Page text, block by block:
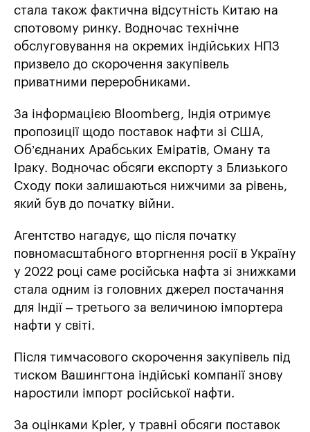
стала також фактична відсутність Китаю на
спотовому ринку. Водночас технічне
обслуговування на окремих індійських НПЗ
призвело до скорочення закупівель
приватними переробниками.
За інформацією Bloomberg, Індія отримує
пропозиції щодо поставок нафти зі США,
Об’єднаних Арабських Еміратів, Оману та
Іраку. Водночас обсяги експорту з Близького
Сходу поки залишаються нижчими за рівень,
який був до початку війни.
Агентство нагадує, що після початку
повномасштабного вторгнення росії в Україну
у 2022 році саме російська нафта зі знижками
стала одним із головних джерел постачання
для Індії – третього за величиною імпортера
нафти у світі.
Після тимчасового скорочення закупівель під
тиском Вашингтона індійські компанії знову
наростили імпорт російської нафти.
За оцінками Kpler, у травні обсяги поставок